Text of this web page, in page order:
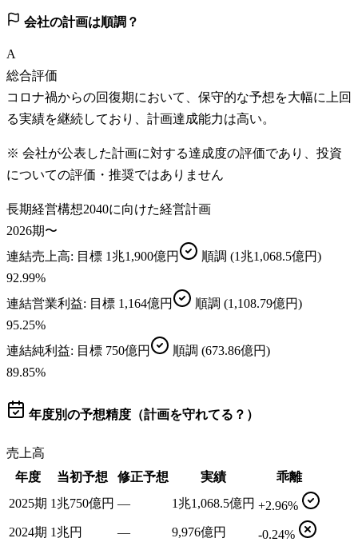
会社の計画は順調？
A
総合評価
コロナ禍からの回復期において、保守的な予想を大幅に上回
る実績を継続しており、計画達成能力は高い。
※ 会社が公表した計画に対する達成度の評価であり、投資
についての評価・推奨ではありません
長期経営構想2040に向けた経営計画
2026期〜
連結売上高: 目標 1兆1,900億円 順調 (1兆1,068.5億円)
92.99%
連結営業利益: 目標 1,164億円 順調 (1,108.79億円)
95.25%
連結純利益: 目標 750億円 順調 (673.86億円)
89.85%
年度別の予想精度（計画を守れてる？）
売上高
年度
当初予想 修正予想 実績
乖離
2025期 1兆750億円 — 1兆1,068.5億円 +2.96%
2024期 1兆円 — 9,976億円 -0.24%